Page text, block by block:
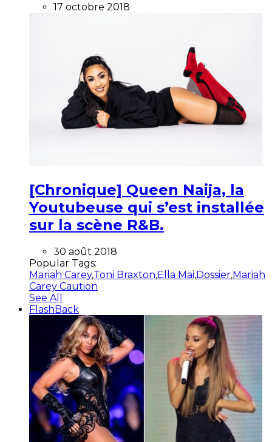
17 octobre 2018
[Chronique] Queen Naija, la
Youtubeuse qui s’est installée
sur la scène R&B.
30 août 2018
Popular Tags:
Mariah Carey,Toni Braxton,Ella Mai,Dossier,Mariah
Carey Caution
See All
FlashBack